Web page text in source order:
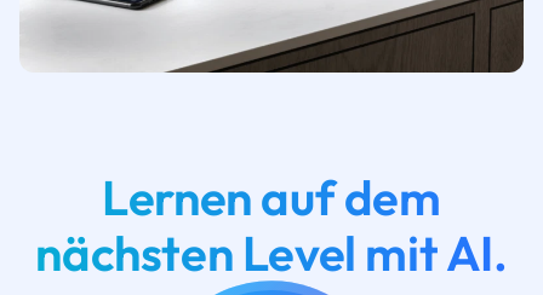
Lernen auf dem
nächsten Level mit AI.